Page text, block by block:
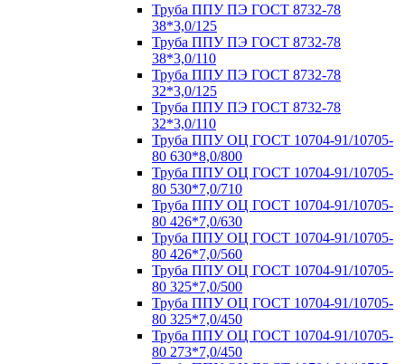
Труба ППУ ПЭ ГОСТ 8732-78
38*3,0/125
Труба ППУ ПЭ ГОСТ 8732-78
38*3,0/110
Труба ППУ ПЭ ГОСТ 8732-78
32*3,0/125
Труба ППУ ПЭ ГОСТ 8732-78
32*3,0/110
Труба ППУ ОЦ ГОСТ 10704-91/10705-
80 630*8,0/800
Труба ППУ ОЦ ГОСТ 10704-91/10705-
80 530*7,0/710
Труба ППУ ОЦ ГОСТ 10704-91/10705-
80 426*7,0/630
Труба ППУ ОЦ ГОСТ 10704-91/10705-
80 426*7,0/560
Труба ППУ ОЦ ГОСТ 10704-91/10705-
80 325*7,0/500
Труба ППУ ОЦ ГОСТ 10704-91/10705-
80 325*7,0/450
Труба ППУ ОЦ ГОСТ 10704-91/10705-
80 273*7,0/450